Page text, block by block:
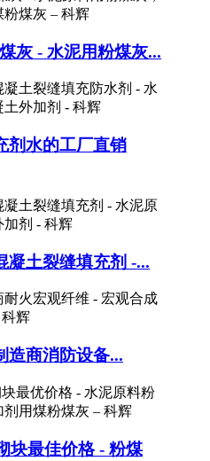
灰 - 水泥用粉煤灰...
剂水的工厂直销
凝土裂缝填充剂 -...
造商消防设备...
块最佳价格 - 粉煤